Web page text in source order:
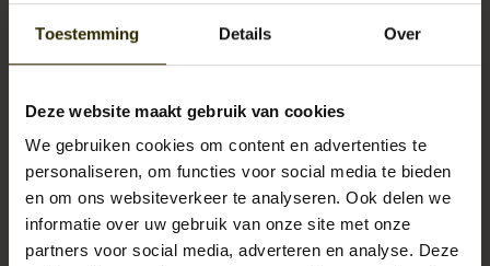
Toestemming Details Over
Deze website maakt gebruik van cookies
We gebruiken cookies om content en advertenties te
personaliseren, om functies voor social media te bieden
en om ons websiteverkeer te analyseren. Ook delen we
informatie over uw gebruik van onze site met onze
partners voor social media, adverteren en analyse. Deze
Koperen gespen die niet roesten, afgeven of verweren.
Gemaakt van supersterk lichtgewicht leer.
Natuurlijk waterafstotend Marrokkaans leer.
Gewaxte denim binnenzijde.
Laptopvak voor 13.3 inch laptop.
Verstelbare schouderband.